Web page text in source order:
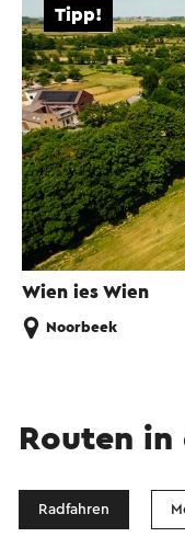
Wien ies Wien
Tipp!
Noorbeek
Routen in
Radfahren